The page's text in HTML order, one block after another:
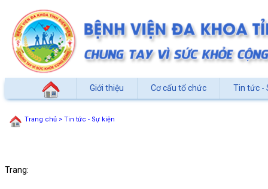
Giới thiệu Cơ cấu tổ chức Tin tức -
Trang chủ > Tin tức - Sự kiện
Trang: